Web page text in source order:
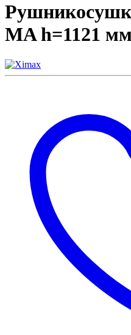
MA h=1121 мм